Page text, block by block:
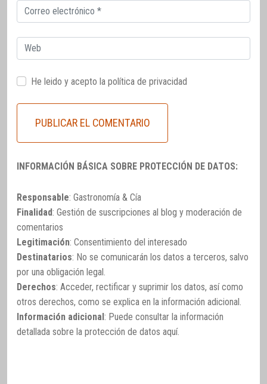
Correo
electrónico
Web
He leido y acepto la política de privacidad
INFORMACIÓN BÁSICA SOBRE PROTECCIÓN DE DATOS:
Responsable: Gastronomía & Cía
Finalidad: Gestión de suscripciones al blog y moderación de
comentarios
Legitimación: Consentimiento del interesado
Destinatarios: No se comunicarán los datos a terceros, salvo
por una obligación legal.
Derechos: Acceder, rectificar y suprimir los datos, así como
otros derechos, como se explica en la información adicional.
Información adicional : Puede consultar la información
detallada sobre la protección de datos aquí.